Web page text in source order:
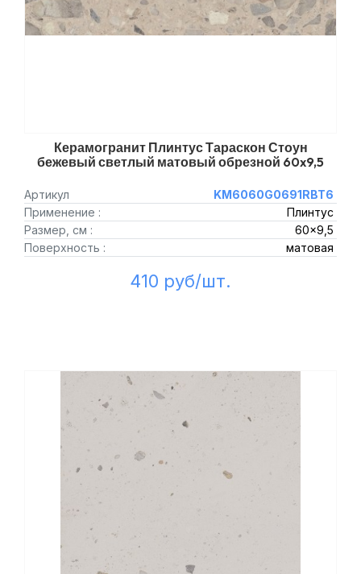
Керамогранит Плинтус Тараскон Стоун
бежевый светлый матовый обрезной 60x9,5
Артикул
KM6060G0691RBT6
Применение :
Плинтус
Размер, см :
60x9,5
Поверхность :
матовая
410 руб/шт.